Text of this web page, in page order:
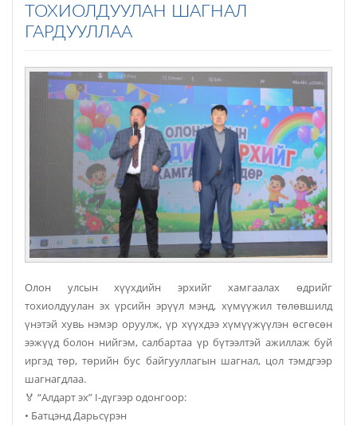
ТОХИОЛДУУЛАН ШАГНАЛ
ГАРДУУЛЛАА
Олон улсын хүүхдийн эрхийг хамгаалах өдрийг
тохиолдуулан эх үрсийн эрүүл мэнд, хүмүүжил төлөвшилд
үнэтэй хувь нэмэр оруулж, үр хүүхдээ хүмүүжүүлэн өсгөсөн
ээжүүд болон нийгэм, салбартаа үр бүтээлтэй ажиллаж буй
иргэд төр, төрийн бус байгууллагын шагнал, цол тэмдгээр
шагнагдлаа.
🏅 “Алдарт эх” I-дүгээр одонгоор:
• Батцэнд Дарьсүрэн